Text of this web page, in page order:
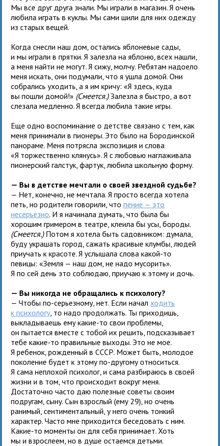
Мы все друг друга знали. Мы играли в магазин. Я очень
любила играть в куклы. Мы сами шили для них одежду
из старых вещей.
Когда снесли наш дом, остались яблоневые сады,
и мы играли в прятки. Я залезла на яблоню, всех нашли,
а меня найти не могут. Я сижу, молчу. Ребятам надоело
меня искать, они подумали, что я ушла домой. Они
собрались уходить, а я им кричу: «Я здесь, куда
вы пошли домой!» (Смеется.)Залезла я быстро, а вот
слезала медленно. Я всегда любила такие игры.
Еще одно воспоминание о детстве связано с тем, как
меня принимали в пионеры. Это было на Бородинской
панораме. Меня потрясла экспозиция и слова
«Я торжественно клянусь». Я с любовью наглаживала
пионерский галстук, фартук, любила школьную форму.
— Вы в детстве мечтали о своей звездной судьбе?
— Нет, конечно, не мечтала. Я просто всегда хотела
петь, но родители говорили, чтопение — это
несерьезно. И я начинала думать, что была бы
хорошим гримером в театре, клеила бы усы, бороды.
(Смеется.)Потом я хотела быть садовником: думала,
буду украшать город, сажать красивые клумбы, людей
приучать к красоте. Я услышала слова какой-то
певицы: «Земля — наш дом, не надо мусорить».
Я по сей день это соблюдаю, приучаю к этому и дочь.
— Вы никогда не обращались к психологу?
— Чтобы по-серьезному, нет. Если начал ходить
к психологу , то надо продолжать. Ты приходишь,
выкладываешь ему какие-то свои проблемы,
он пытается вместе с тобой их решить, подсказывает
тебе какие-то правильные выходы. Это не мое.
Я ребенок, рожденный в СССР. Может быть, молодое
поколение будет к этому по-другому относиться.
Я сама неплохой психолог, и сама разбираюсь в своей
жизни и в том, что происходит вокруг меня.
Достаточно часто даю полезные советы своим
подругам, сыну. Сын взрослый (ему 29), но очень
ранимый, сентиментальный, у него очень тонкий
характер. Часто мне приходится беседовать с ним.
Какие-то моменты он для себя принимает. Хоть
мы и взрослеем, но в душе остаемся детьми.